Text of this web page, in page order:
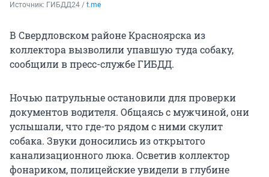
Источник: ГИБДД24 / t.me
В Свердловском районе Красноярска из
коллектора вызволили упавшую туда собаку,
сообщили в пресс-службе ГИБДД.
Ночью патрульные остановили для проверки
документов водителя. Общаясь с мужчиной, они
услышали, что где-то рядом с ними скулит
собака. Звуки доносились из открытого
канализационного люка. Осветив коллектор
фонариком, полицейские увидели в глубине